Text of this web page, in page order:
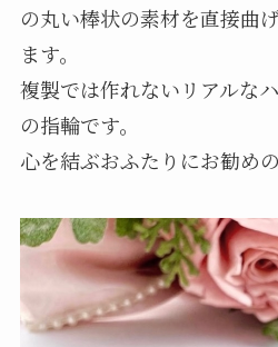
の丸い棒状の素材を直接曲
ます。
複製では作れないリアルな
の指輪です。
心を結ぶおふたりにお勧め